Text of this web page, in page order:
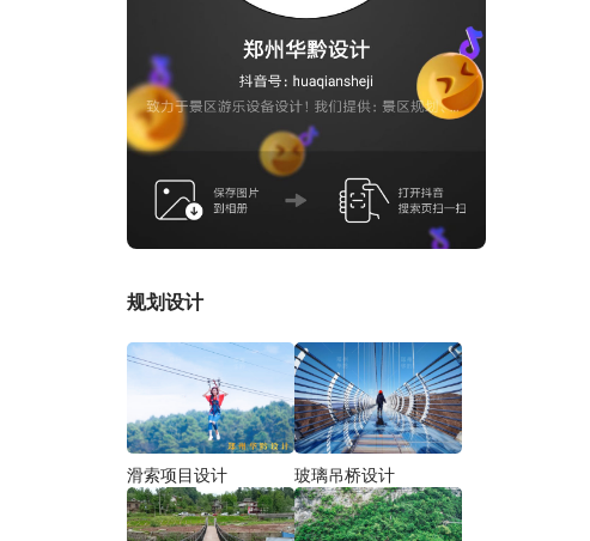
规划设计
滑索项目设计 玻璃吊桥设计